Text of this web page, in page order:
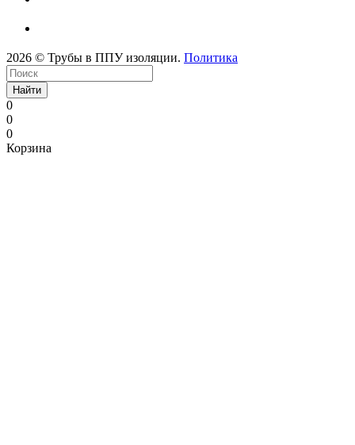
2026 © Трубы в ППУ изоляции. Политика
Найти
0
0
0
Корзина